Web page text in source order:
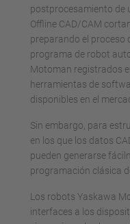
postprocesamiento de
Offline CAD/CAM
preparando el proceso
programa de robot
Motoman registrados
herramientas de
disponibles en el
Sin embargo, para
en los que los datos
pueden generarse
programación clásica
Los robots Yaskawa
interfaces a los